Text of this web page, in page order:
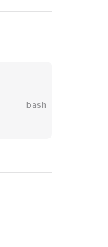
bash